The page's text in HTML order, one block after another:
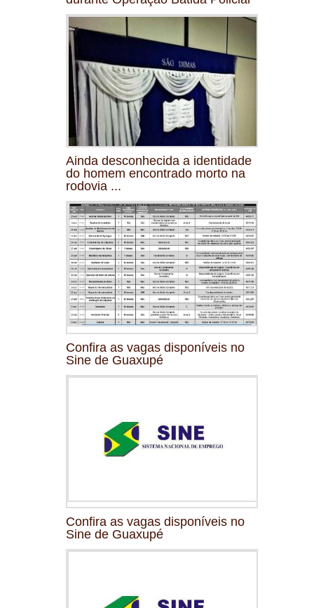
Ainda desconhecida a identidade
do homem encontrado morto na
rodovia ...
Confira as vagas disponíveis no
Sine de Guaxupé
Confira as vagas disponíveis no
Sine de Guaxupé